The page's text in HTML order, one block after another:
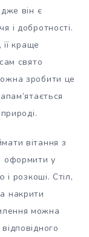
він є
і добротності.
краще
свято
зробити це
вітання з
оформити у
і розкоші. Стіл,
накрити
можна